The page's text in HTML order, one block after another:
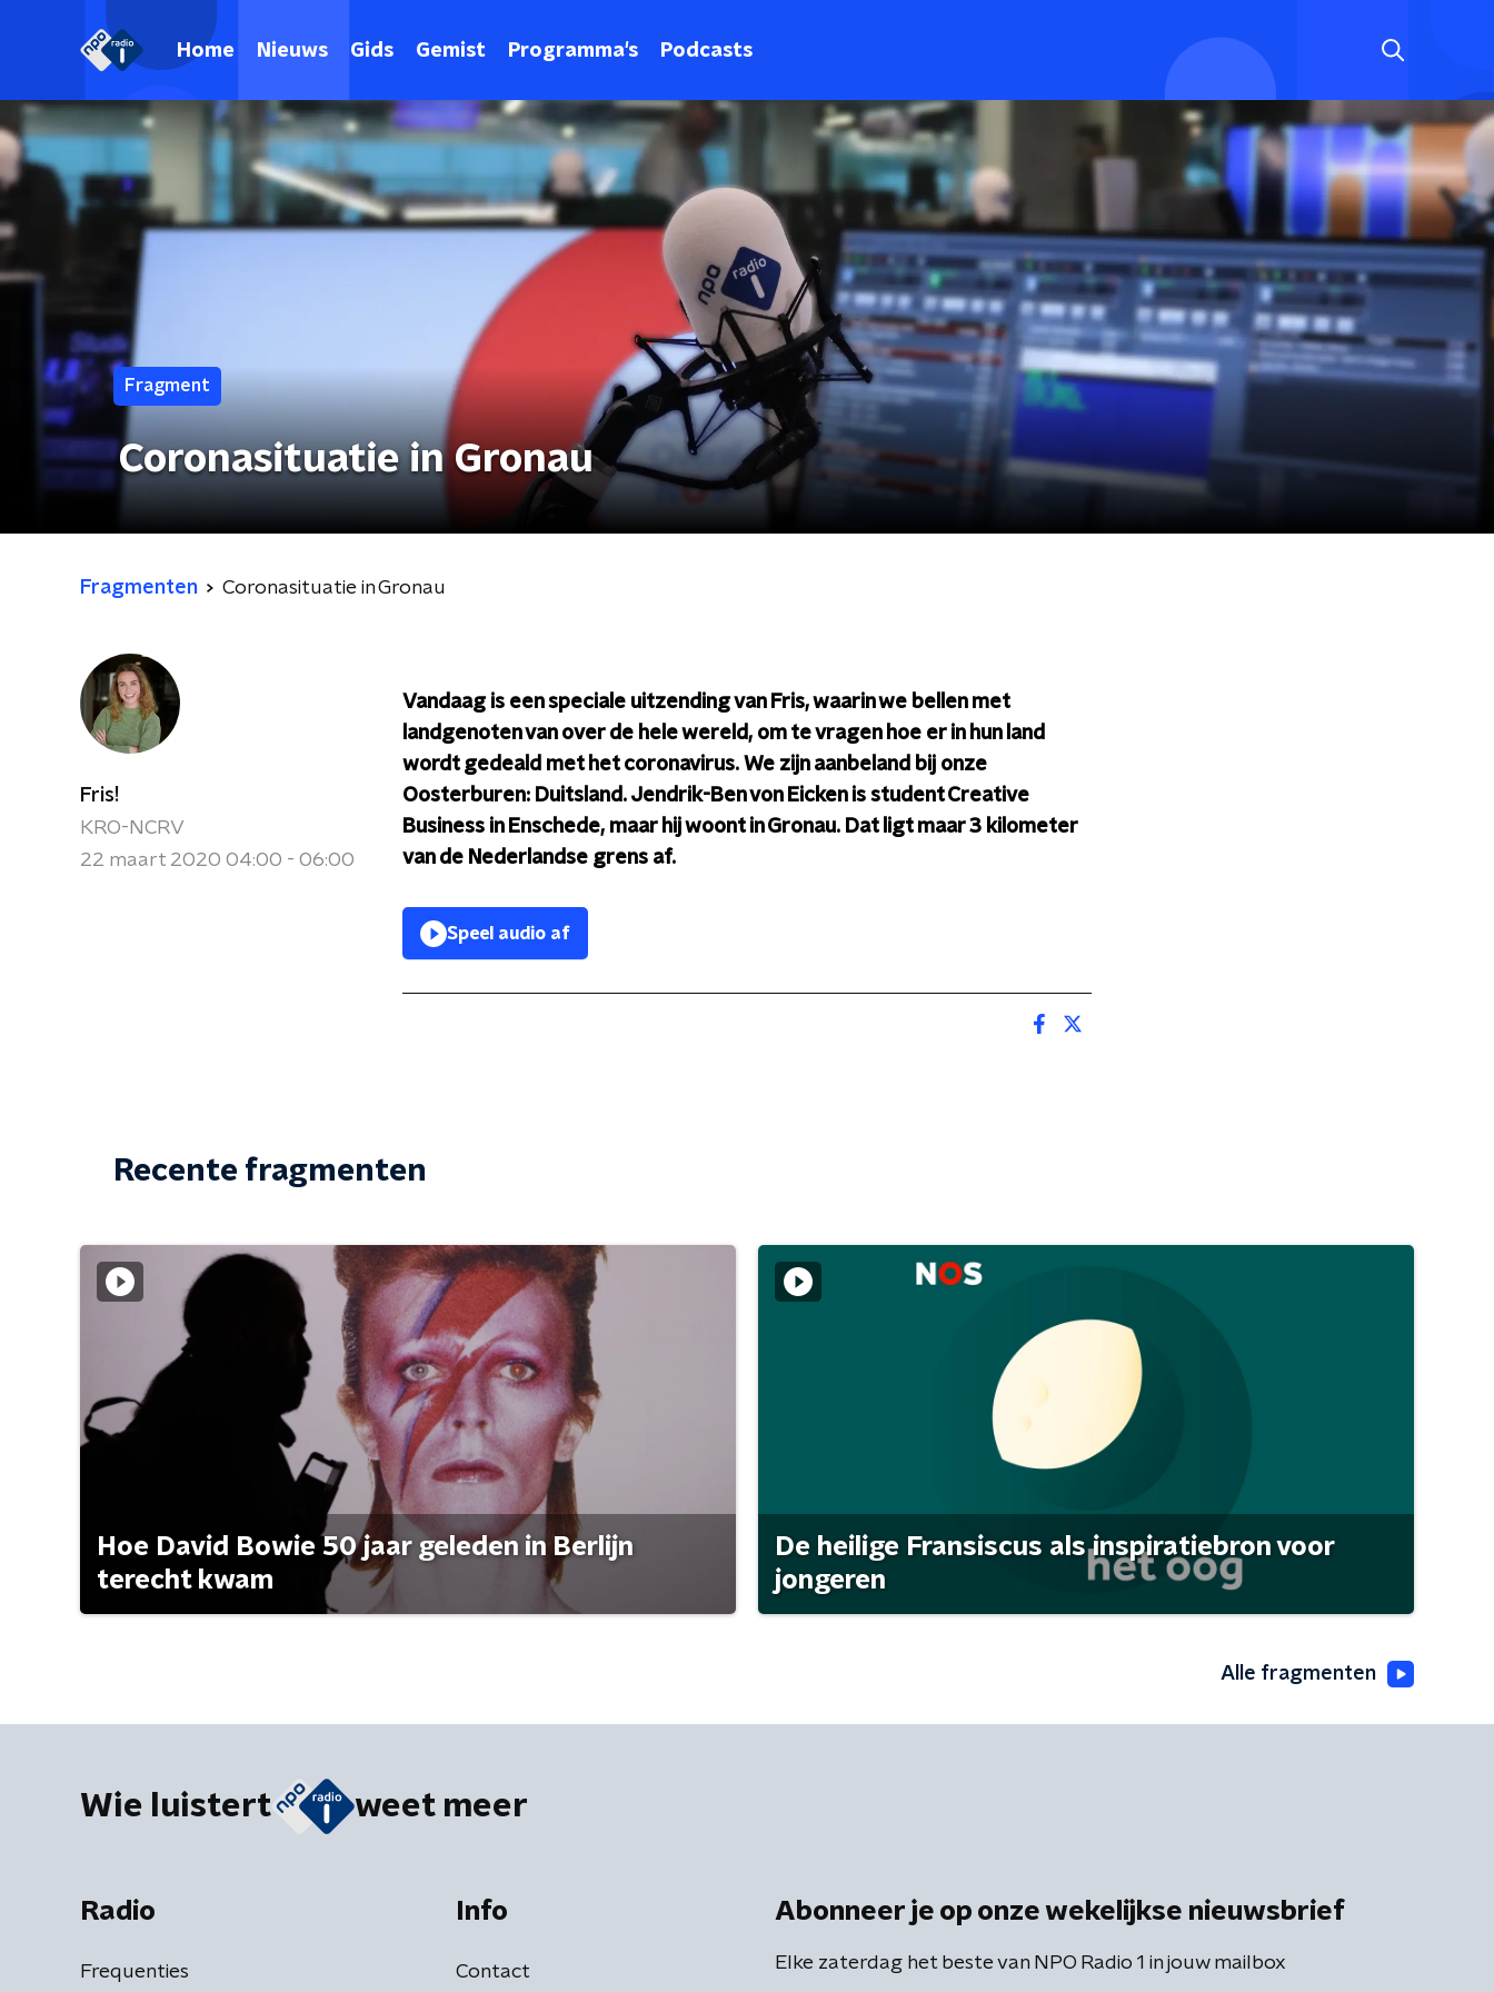
Home Nieuws Gids Gemist Programma's Podcasts
Fragment
Coronasituatie in Gronau
Fragmenten Coronasituatie in Gronau
Fris!
KRO-NCRV
22 maart 2020 04:00 - 06:00
Vandaag is een speciale uitzending van Fris, waarin we bellen met
landgenoten van over de hele wereld, om te vragen hoe er in hun land
wordt gedeald met het coronavirus. We zijn aanbeland bij onze
Oosterburen: Duitsland. Jendrik-Ben von Eicken is student Creative
Business in Enschede, maar hij woont in Gronau. Dat ligt maar 3 kilometer
van de Nederlandse grens af.
Speel audio af
Recente fragmenten
Hoe David Bowie 50 jaar geleden in Berlijn
terecht kwam
De heilige Fransiscus als inspiratiebron voor
jongeren
Alle fragmenten
Wie luistert weet meer
Radio
Frequenties
Info
Contact
Abonneer je op onze wekelijkse nieuwsbrief
Elke zaterdag het beste van NPO Radio 1 in jouw mailbox